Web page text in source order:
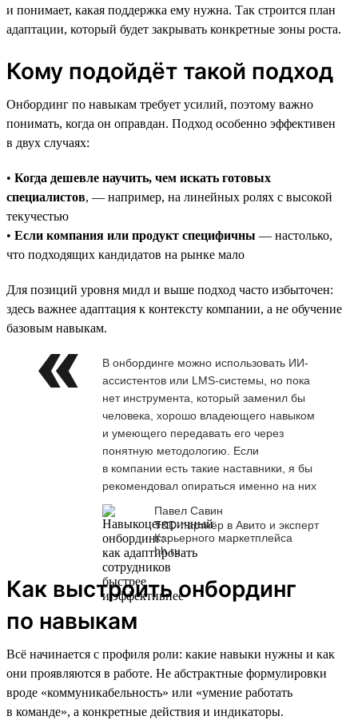
и понимает, какая поддержка ему нужна. Так строится план
адаптации, который будет закрывать конкретные зоны роста.
Кому подойдёт такой подход
Онбординг по навыкам требует усилий, поэтому важно
понимать, когда он оправдан. Подход особенно эффективен
в двух случаях:
• Когда дешевле научить, чем искать готовых
специалистов, — например, на линейных ролях с высокой
текучестью
• Если компания или продукт специфичны — настолько,
что подходящих кандидатов на рынке мало
Для позиций уровня мидл и выше подход часто избыточен:
здесь важнее адаптация к контексту компании, а не обучение
базовым навыкам.
В онбординге можно использовать ИИ-
ассистентов или LMS-системы, но пока
нет инструмента, который заменил бы
человека, хорошо владеющего навыком
и умеющего передавать его через
понятную методологию. Если
в компании есть такие наставники, я бы
рекомендовал опираться именно на них
Павел Савин
T&D-партнёр в Авито и эксперт
Карьерного маркетплейса
hh.ru
Как выстроить онбординг
по навыкам
Всё начинается с профиля роли: какие навыки нужны и как
они проявляются в работе. Не абстрактные формулировки
вроде «коммуникабельность» или «умение работать
в команде», а конкретные действия и индикаторы.